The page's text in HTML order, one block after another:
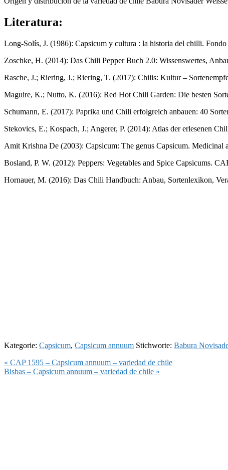
Literatura:
Long-Solís, J. (1986): Capsicum y cultura : la historia del chilli.
Zoschke, H. (2014): Das Chili Pepper Buch 2.0: Wissenswertes,
Rasche, J.; Riering, J.; Riering, T. (2017): Chilis: Kultur –
Maguire, K.; Nutto, K. (2016): Red Hot Chili Garden: Die besten
Schumann, E. (2017): Paprika und Chili erfolgreich anbauen: 40
Stekovics, E.; Kospach, J.; Angerer, P. (2014): Atlas der erlesenen
Amit Krishna De (2003): Capsicum: The genus Capsicum. Medicinal
Bosland, P. W. (2012): Peppers: Vegetables and Spice Capsicums.
Hornauer, M. (2016): Das Chili Handbuch: Anbau, Sortenlexikon,
Kategorie: Capsicum, Capsicum annuum Stichworte: Babura
Vorheriger
Beitrag:
« CAP 1595 – Capsicum annuum – variedad de chile
Nächster
Bisbas – Capsicum annuum – variedad de chile »